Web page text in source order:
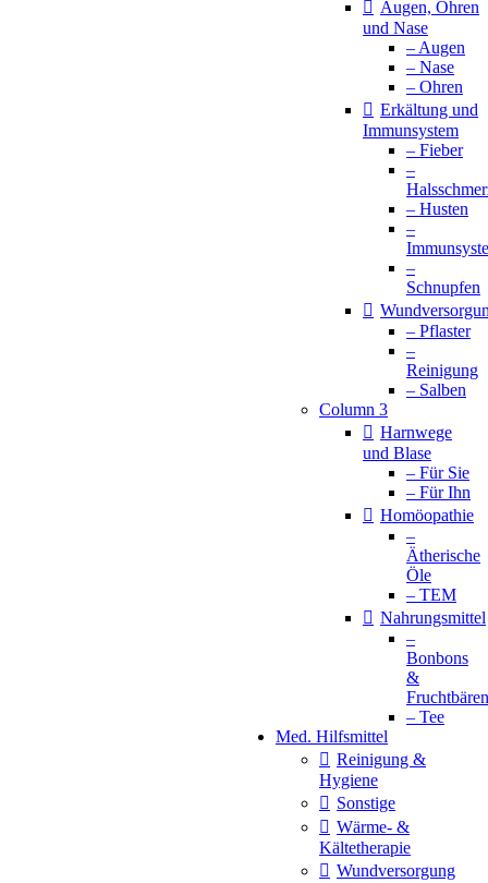
Augen, Ohren
und Nase
– Augen
– Nase
– Ohren
Erkältung und
Immunsystem
– Fieber
–
– Husten
–
–
Schnupfen
– Pflaster
–
Reinigung
– Salben
Column 3
Harnwege
und Blase
– Für Sie
– Für Ihn
Homöopathie
–
Ätherische
Öle
– TEM
Nahrungsmittel
–
Bonbons
&
Fruchtbären
– Tee
Med. Hilfsmittel
Reinigung &
Hygiene
Sonstige
Wärme- &
Kältetherapie
Wundversorgung